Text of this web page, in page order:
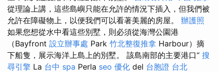
從理論上講，這些島嶼只能在允許的情況下插入，但我們被
允許在障礙物上，以便我們可以看著美麗的房屋。 辦護照
如果您想從水中看這些別墅，則必須從海灣公園港
（Bayfront 設立辦事處 Park 竹北整復推拿 Harbour）摘
下船隻，展示海洋上島上的別墅。 該島南部的主要港口“ 搜
尋引擎 La 台中 spa Perla seo 優化 del 台胞證 台北